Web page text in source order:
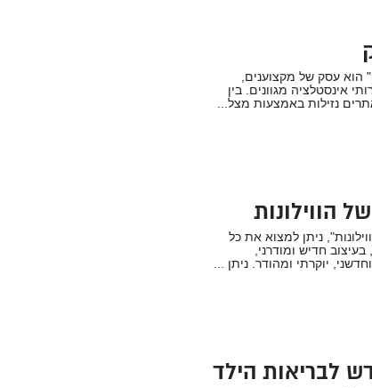
הוא עסק של מקצוענים,
אינסטלציה מגוונים. בין
נזילות באמצעות מצל...
הווילונות
ניתן למצוא את כל
בעיצוב חדיש ומודרני,
יוקרתי ומהודר. ניתן ...
לבריאות הילד